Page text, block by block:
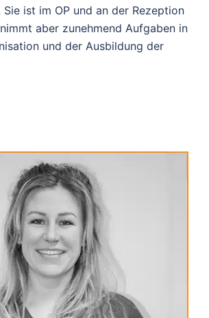
Sie ist im OP und an der Rezeption
aber zunehmend Aufgaben in
und der Ausbildung der